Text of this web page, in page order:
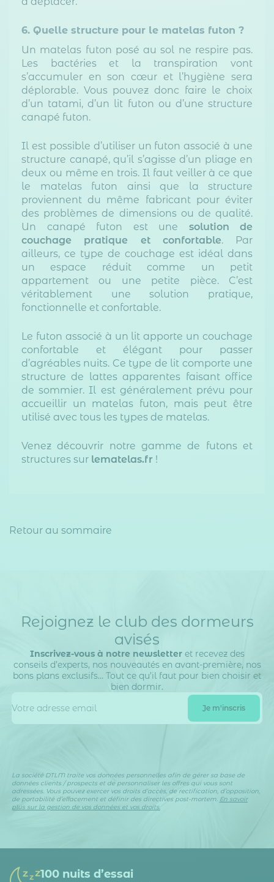
6. Quelle structure pour le matelas futon ?
Un matelas futon posé au sol ne respire pas.
Les bactéries et la transpiration vont
s’accumuler en son cœur et l’hygiène sera
déplorable. Vous pouvez donc faire le choix
d’un tatami, d’un lit futon ou d’une structure
canapé futon.
Il est possible d’utiliser un futon associé à une
structure canapé, qu’il s’agisse d’un pliage en
deux ou même en trois. Il faut veiller à ce que
le matelas futon ainsi que la structure
proviennent du même fabricant pour éviter
des problèmes de dimensions ou de qualité.
Un canapé futon est une solution de
couchage pratique et confortable. Par
ailleurs, ce type de couchage est idéal dans
un espace réduit comme un petit
appartement ou une petite pièce. C’est
véritablement une solution pratique,
fonctionnelle et confortable.
Le futon associé à un lit apporte un couchage
confortable et élégant pour passer
d’agréables nuits. Ce type de lit comporte une
structure de lattes apparentes faisant office
de sommier. Il est généralement prévu pour
accueillir un matelas futon, mais peut être
utilisé avec tous les types de matelas.
Venez découvrir notre gamme de futons et
structures sur lematelas.fr !
Retour au sommaire
Rejoignez le club des dormeurs
avisés
Inscrivez-vous à notre newsletteret recevez des
conseils d’experts, nos nouveautés en avant-première, nos
bons plans exclusifs… Tout ce qu’il faut pour bien choisir et
bien dormir.
La société DTLM traite vos données personnelles afin de gérer sa base de
données clients / prospects et de personnaliser les offres qui vous sont
adressées. Vous pouvez exercer vos droits d’accès, de rectification, d’opposition,
de portabilité d’effacement et définir des directives post-mortem. En savoir
plus sur la gestion de vos données et vos droits.
100 nuits d’essai